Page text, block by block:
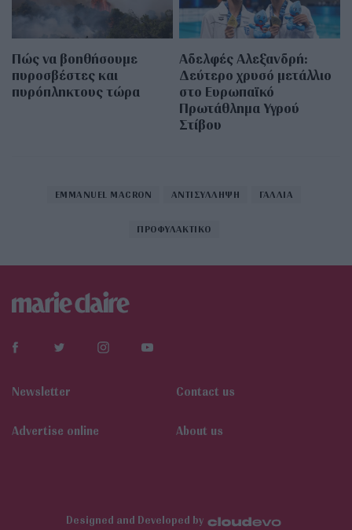
Πώς να βοηθήσουμε
πυροσβέστες και
πυρόπληκτους τώρα
Αδελφές Αλεξανδρή:
Δεύτερο χρυσό μετάλλιο
στο Ευρωπαϊκό
Πρωτάθλημα Υγρού
Στίβου
EMMANUEL MACRON ΑΝΤΙΣΥΛΛΗΨΗ ΓΑΛΛΙΑ
ΠΡΟΦΥΛΑΚΤΙΚΟ
Newsletter Contact us
Αdvertise online About us
Designed and Developed by